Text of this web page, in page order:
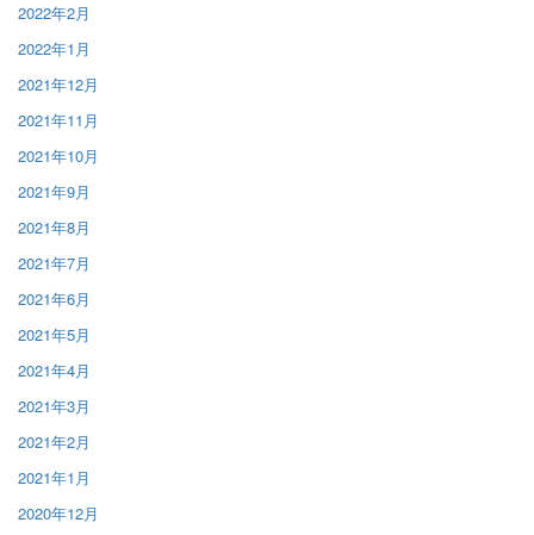
2022年2月
2022年1月
2021年12月
2021年11月
2021年10月
2021年9月
2021年8月
2021年7月
2021年6月
2021年5月
2021年4月
2021年3月
2021年2月
2021年1月
2020年12月